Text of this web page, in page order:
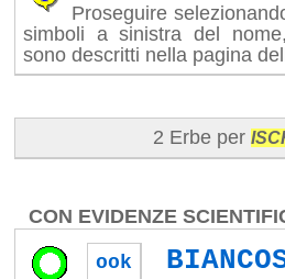
Proseguire
simboli a sinistra del
sono descritti nella pagina
2 Erbe per
CON EVIDENZE
ook